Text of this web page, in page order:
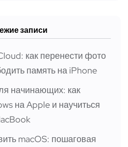
записи
как перенести фото
память на iPhone
начинающих: как
на Apple и научиться
macOS: пошаговая